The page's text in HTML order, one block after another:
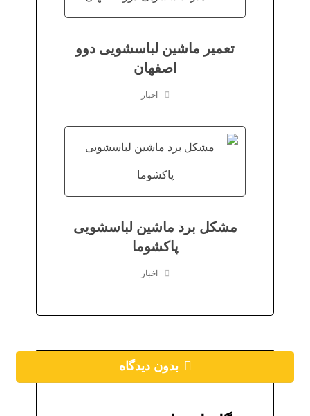
تعمیر ماشین لباسشویی دوو
اصفهان
اخبار
مشکل برد ماشین لباسشویی
پاکشوما
اخبار
بدون دیدگاه